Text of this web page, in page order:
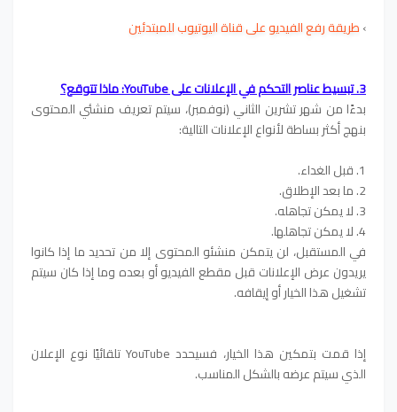
›طريقة رفع الفيديو على قناة اليوتيوب للمبتدئين
3. تبسيط عناصر التحكم في الإعلانات على YouTube: ماذا تتوقع؟
بدءًا من شهر تشرين الثاني (نوفمبر)، سيتم تعريف منشئي المحتوى
بنهج أكثر بساطة لأنواع الإعلانات التالية:
1. قبل الغداء.
2. ما بعد الإطلاق.
3. لا يمكن تجاهله.
4. لا يمكن تجاهلها.
في المستقبل، لن يتمكن منشئو المحتوى إلا من تحديد ما إذا كانوا
يريدون عرض الإعلانات قبل مقطع الفيديو أو بعده وما إذا كان سيتم
تشغيل هذا الخيار أو إيقافه.
إذا قمت بتمكين هذا الخيار، فسيحدد YouTube تلقائيًا نوع الإعلان
الذي سيتم عرضه بالشكل المناسب.